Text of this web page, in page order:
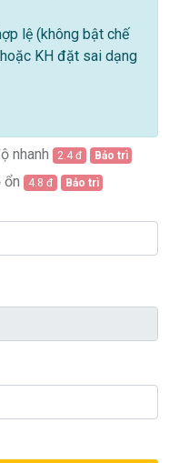
lệ (không bật chế
KH đặt sai dạng
nhanh 2.4 đ Bảo trì
ổn 4.8 đ Bảo trì